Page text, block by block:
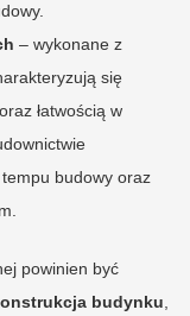
– wykonane z
się
łatwością w
budowy oraz
powinien być
budynku,